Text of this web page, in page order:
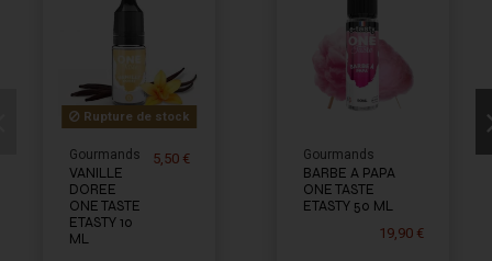
Rupture de stock
Gourmands
VANILLE
DOREE
ONE TASTE
ETASTY 10
ML
5,50 € Gourmands
BARBE A PAPA
ONE TASTE
ETASTY 50 ML
19,90 €